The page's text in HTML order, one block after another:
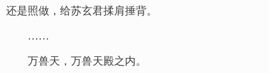
还是照做，给苏玄君揉肩捶背。
……
万兽天，万兽天殿之内。